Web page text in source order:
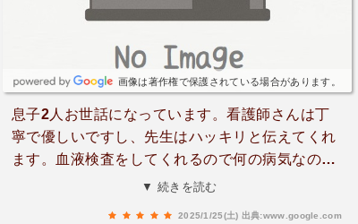
画像は著作権で保護されている場合があります。
息子2人お世話になっています。看護師さんは丁
寧で優しいですし、先生はハッキリと伝えてくれ
ます。血液検査をしてくれるので何の病気なのか
わかり、親も安心できます。他の病院では気付か
▼ 続きを読む
2025/1/25(土) 出典:www.google.com